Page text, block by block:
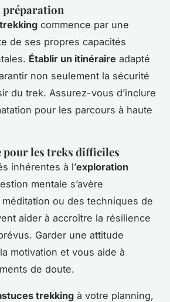
préparation
commence par une
de ses propres capacités
Établir un itinéraire adapté
non seulement la sécurité
du trek. Assurez-vous d’inclure
pour les parcours à haute
pour les treks difficiles
inhérentes à l’exploration
mentale s’avère
ou des techniques de
aider à accroître la résilience
Garder une attitude
motivation et vous aide à
de doute.
trekking à votre planning,